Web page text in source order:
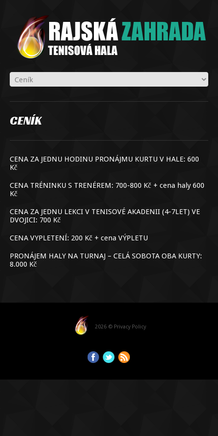
CENÍK
CENA ZA JEDNU HODINU PRONÁJMU KURTU V HALE: 600
Kč
CENA TRÉNINKU S TRENÉREM: 700-800 Kč + cena haly 600
Kč
CENA ZA JEDNU LEKCI V TENISOVÉ AKADENII (4-7LET) VE
DVOJICI: 700 Kč
CENA VYPLETENÍ: 200 Kč + cena VÝPLETU
PRONÁJEM HALY NA TURNAJ – CELÁ SOBOTA OBA KURTY:
8.000 Kč
2026 © Privacy Policy